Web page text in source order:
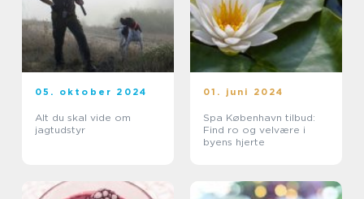
05. oktober 2024
Alt du skal vide om
jagtudstyr
01. juni 2024
Spa København tilbud:
Find ro og velvære i
byens hjerte